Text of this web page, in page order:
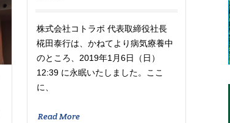
株式会社コトラボ 代表取締役社長
椛田泰行は、かねてより病気療養中
のところ、2019年1月6日（日）
12:39 に永眠いたしました。ここ
に、
Read More